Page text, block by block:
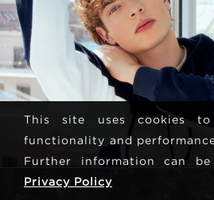
This site uses cookies
functionality and
Further information can
Privacy Policy